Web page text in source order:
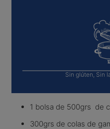
Sin glúten, Sin
1 bolsa de 500grs de
300grs de colas de